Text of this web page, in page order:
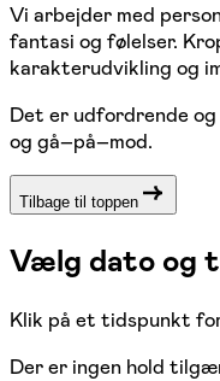
Vi arbejder med
fantasi og følelser.
karakterudvikling og
Det er udfordrende
og gå–på–mod.
Tilbage til toppen
Vælg dato og
Klik på et tidspunkt
Der er ingen hold